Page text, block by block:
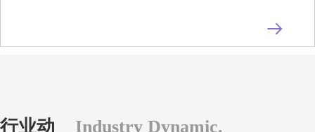
뀠
行业动
Industry Dynamic.